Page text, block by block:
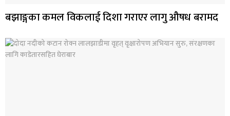
बझाङ्गका कमल विकलाई दिशा गराएर लागु औषध बरामद